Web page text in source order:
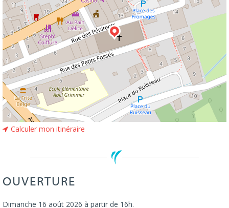
Calculer mon itinéraire
OUVERTURE
Dimanche 16 août 2026 à partir de 16h.